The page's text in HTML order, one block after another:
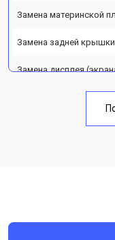
Замена материнской
Замена задней крышки
Замена дисплея
Замена кнопки